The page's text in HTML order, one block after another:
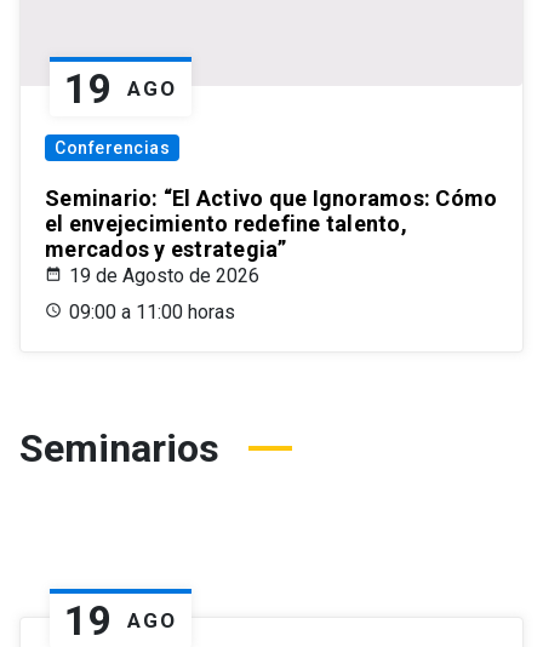
19 AGO
Conferencias
Seminario: “El Activo que Ignoramos: Cómo
el envejecimiento redefine talento,
mercados y estrategia”
19 de Agosto de 2026
09:00 a 11:00 horas
Seminarios
19 AGO